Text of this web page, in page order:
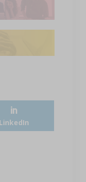
LinkedIn